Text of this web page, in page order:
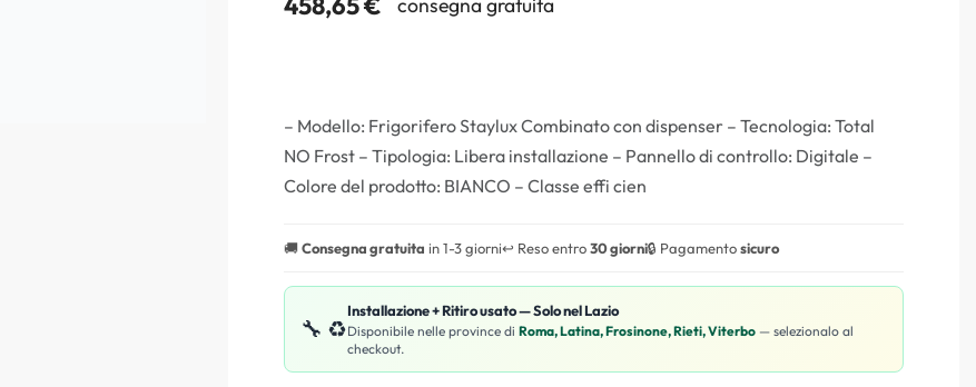
– Modello: Frigorifero Staylux Combinato con dispenser – Tecnologia: Total
NO Frost – Tipologia: Libera installazione – Pannello di controllo: Digitale –
Colore del prodotto: BIANCO – Classe effi cien
🚚Consegna gratuita in 1-3 giorni↩️ Reso entro30 giorni🔒 Pagamentosicuro
🔧 ♻️
Installazione + Ritiro usato — Solo nel Lazio
Disponibile nelle province di Roma, Latina, Frosinone, Rieti, Viterbo — selezionalo al
checkout.